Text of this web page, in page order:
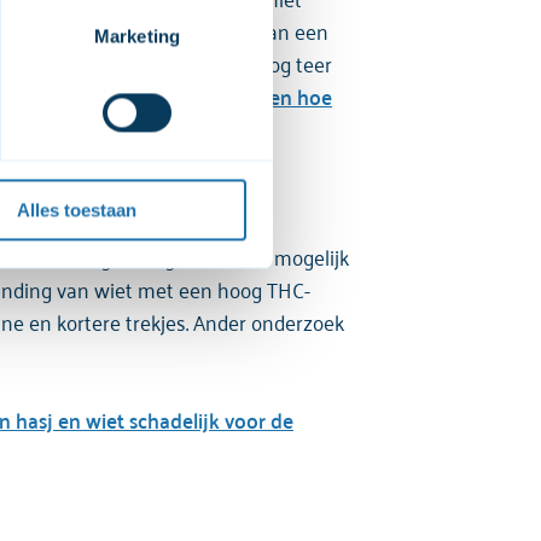
dat de video's
op onze website kunt
op onze website
Marketing
Alles toestaan
temperatuur-afstelling van een
gevolg hebben dat er toch nog teer
op:
wat is een vaporizer en hoe
Een hoog THC -gehalte kan mogelijk
van wiet met een hoog THC-
en kortere trekjes. Ander onderzoek
hasj en wiet schadelijk voor de